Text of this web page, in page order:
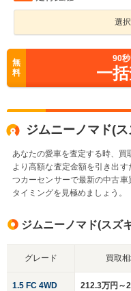
選
無
料
90
一
ジムニーノマド(
あなたの愛車を査定する時、買
より高額な査定金額を引き出
つカーセンサーで最新の中古
タイミングを見極めましょう。
ジムニーノマド(スズ
グレード 買取
1.5 FC 4WD
212.3万円～